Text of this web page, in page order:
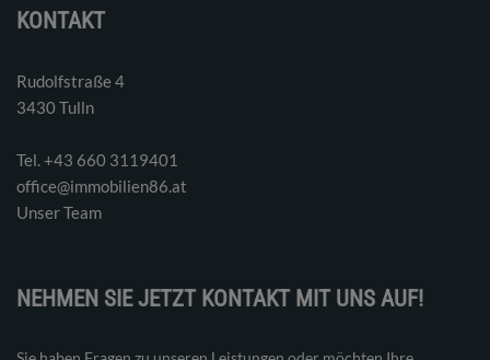
KONTAKT
Rudolfstraße 4
3430 Tulln
Tel. ‭+43 660 3119401‬
office@immobilien86.at
Unser Team
NEHMEN SIE JETZT KONTAKT MIT UNS AUF!